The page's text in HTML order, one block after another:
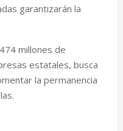
garantizarán la
millones de
estatales, busca
la permanencia